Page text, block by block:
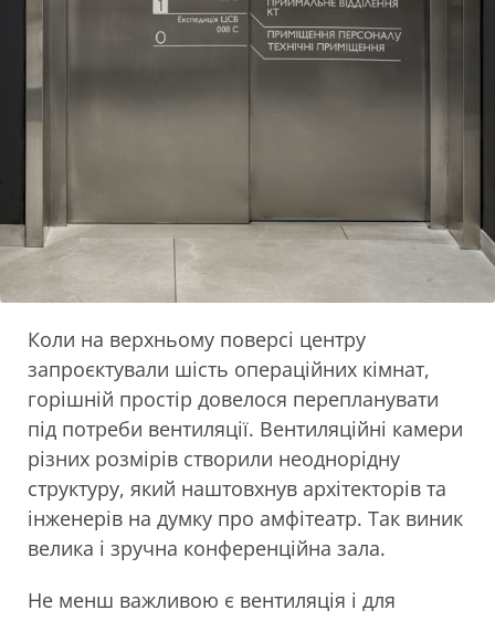
Коли на верхньому поверсі центру
запроєктували шість операційних кімнат,
горішній простір довелося перепланувати
під потреби вентиляції. Вентиляційні камери
різних розмірів створили неоднорідну
структуру, який наштовхнув архітекторів та
інженерів на думку про амфітеатр. Так виник
велика і зручна конференційна зала.
Не менш важливою є вентиляція і для